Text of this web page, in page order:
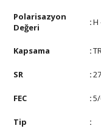
Polarisazyon
Değeri
:H
Kapsama :
SR :
FEC :
Tip
: